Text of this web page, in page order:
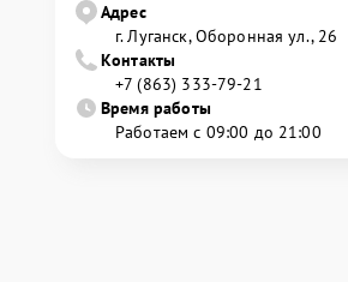
Адрес
г. Луганск, Оборонная ул., 26
Контакты
+7 (863) 333-79-21
Время работы
Работаем с 09:00 до 21:00